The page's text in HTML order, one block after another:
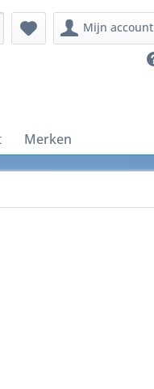
Mijn account
Merken